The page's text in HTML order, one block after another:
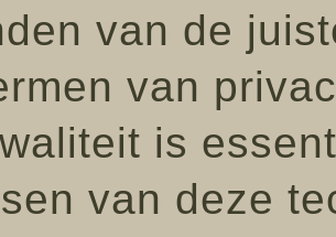
van de
van
is
van deze